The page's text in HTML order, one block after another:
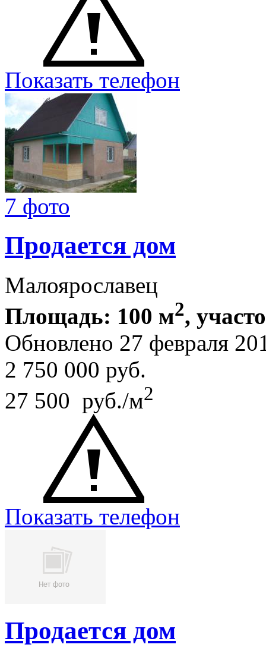
Показать телефон
7 фото
Продается дом
Малоярославец
Площадь: 100 м2,
Обновлено 27 февраля
2 750 000 руб.
27 500 руб./м2
Показать телефон
Продается дом